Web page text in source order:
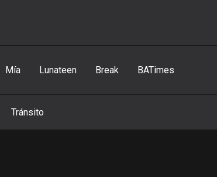
Mía Lunateen Break BATimes
Tránsito